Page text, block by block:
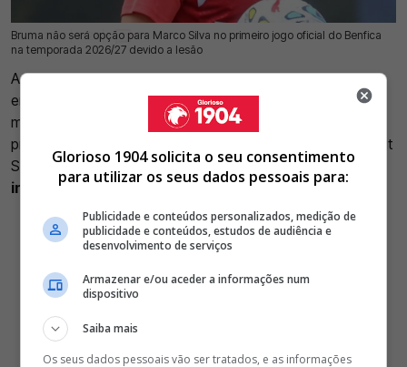
Bruma não será opção para Marco Silva no primeiro jogo oficial do Benfica
na temporada 2026/27 devido a lesão
22 Jul 2026 | 10:29 | 0
A equipa doBenficaestá a preparar-se para o primeiro
encontro oficial da época contra o St. Gallen. A primeira
mão da 2ª pré-eliminatória da Liga Europa disputa-se na
próxima quinta-feira, 23 de julho, às 19h00, no Estádio Berit
Sitter, na Suíça. Porém, Marco Silva terá um atleta
indisponível.
Glorioso 1904 solicita o seu consentimento
para utilizar os seus dados pessoais para:
Publicidade e conteúdos personalizados, medição de
publicidade e conteúdos, estudos de audiência e
desenvolvimento de serviços
Armazenar e/ou aceder a informações num
dispositivo
Saiba mais
Os seus dados pessoais vão ser tratados, e as informações